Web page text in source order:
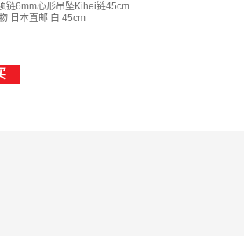
链6mm心形吊坠Kihei链45cm
日本直邮 白 45cm